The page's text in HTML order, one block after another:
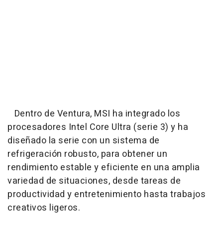
Dentro de Ventura, MSI ha integrado los
procesadores Intel Core Ultra (serie 3) y ha
diseñado la serie con un sistema de
refrigeración robusto, para obtener un
rendimiento estable y eficiente en una amplia
variedad de situaciones, desde tareas de
productividad y entretenimiento hasta trabajos
creativos ligeros.